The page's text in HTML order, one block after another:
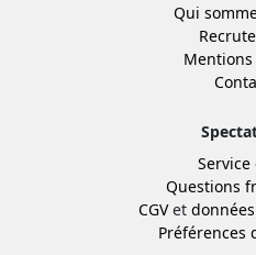
Qui
Questions
CGVet
Préférences